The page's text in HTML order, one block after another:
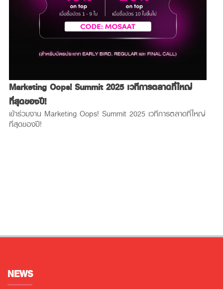
Oops! Summit 2025 เวทีการตลาดที่ใหญ่
ของปี!
วมงาน Marketing Oops! Summit 2025 เวทีการตลาดที่ใหญ่
องปี!
ประกาศ
NEWS